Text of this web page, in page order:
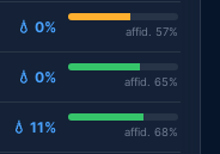
💧 0% affid. 57%
💧 0% affid. 65%
💧 11% affid. 68%